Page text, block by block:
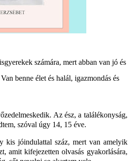
számára, mert abban van jó és
benne élet és halál, igazmondás és
Az ész, a találékonyság,
szóval úgy 14, 15 éve.
kis jóindulattal száz, mert van amelyik
amit kifejezetten olvasás gyakorlására,